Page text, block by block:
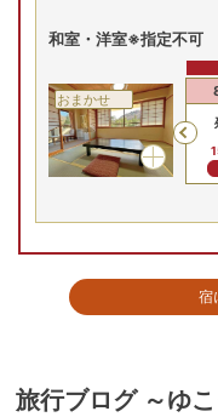
和室・洋室※指定不可
おまかせ
8/14(金) 8/15(土)
宿
そのすべてがかけ流しという
旅行ブログ ～ゆ